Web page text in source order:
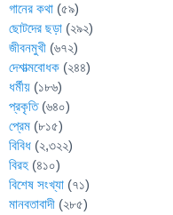
গানের কথা (৫৯)
ছোটদের ছড়া (২৯২)
জীবনমুখী (৬৭২)
দেশাত্মবোধক (২৪৪)
ধর্মীয় (১৮৬)
প্রকৃতি(৬৪০)
প্রেম (৮১৫)
বিবিধ (২,৩২২)
বিরহ (৪১০)
বিশেষ সংখ্যা (৭১)
মানবতাবাদী (২৮৫)